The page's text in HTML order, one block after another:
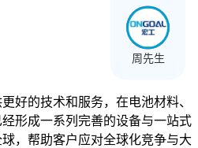
好的技术和服务，在电池材料、
形成一系列完善的设备与一站式
，帮助客户应对全球化竞争与大
周先生